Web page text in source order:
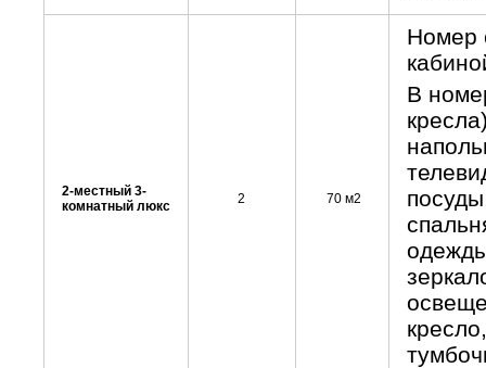
2-местный 3-
комнатный люкс
2 70 м2
Номер
В